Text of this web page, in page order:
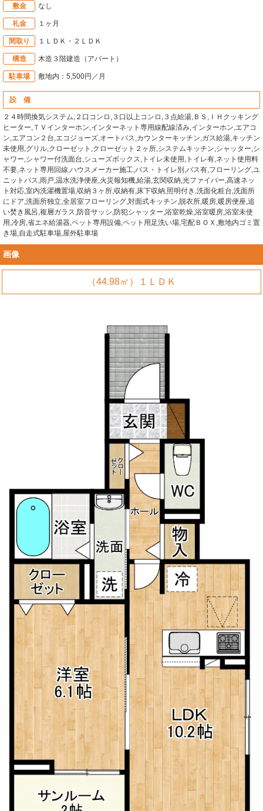
敷金 なし
礼金 １ヶ月
間取り １ＬＤＫ・２ＬＤＫ
構造 木造３階建造（アパート）
駐車場 敷地内：5,500円／月
設 備
２４時間換気システム,２口コンロ,３口以上コンロ,３点給湯,ＢＳ,ＩＨクッキング
ヒーター,ＴＶインターホン,インターネット専用線配線済み,インターホン,エアコ
ン,エアコン２台,エコジョーズ,オートバス,カウンターキッチン,ガス給湯,キッチン
未使用,グリル,クローゼット,クローゼット２ヶ所,システムキッチン,シャッター,シ
ャワー,シャワー付洗面台,シューズボックス,トイレ未使用,トイレ有,ネット使用料
不要,ネット専用回線,ハウスメーカー施工,バス・トイレ別,バス有,フローリング,ユ
ニットバス,雨戸,温水洗浄便座,火災報知機,給湯,玄関収納,光ファイバー,高速ネッ
ト対応,室内洗濯機置場,収納３ヶ所,収納有,床下収納,照明付き,洗面化粧台,洗面所
にドア,洗面所独立,全居室フローリング,対面式キッチン,脱衣所,暖房,暖房便座,追
い焚き風呂,複層ガラス,防音サッシ,防犯シャッター,浴室乾燥,浴室暖房,浴室未使
用,冷房,省エネ給湯器,ペット専用設備,ペット用足洗い場,宅配ＢＯＸ,敷地内ゴミ置
き場,自走式駐車場,屋外駐車場
画像
（44.98㎡）１ＬＤＫ